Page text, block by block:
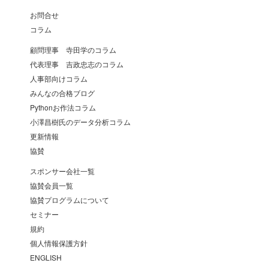
お問合せ
コラム
顧問理事 寺田学のコラム
代表理事 吉政忠志のコラム
人事部向けコラム
みんなの合格ブログ
Pythonお作法コラム
小澤昌樹氏のデータ分析コラム
更新情報
協賛
スポンサー会社一覧
協賛会員一覧
協賛プログラムについて
セミナー
規約
個人情報保護方針
ENGLISH